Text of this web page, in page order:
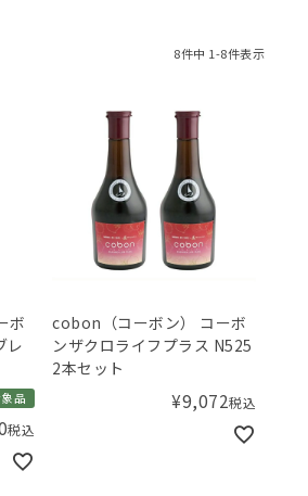
8件中 1-8件表示
ボ
レ
品
税込
cobon（コーボン） コーボ
ンザクロライフプラス N525
2本セット
¥9,072税込